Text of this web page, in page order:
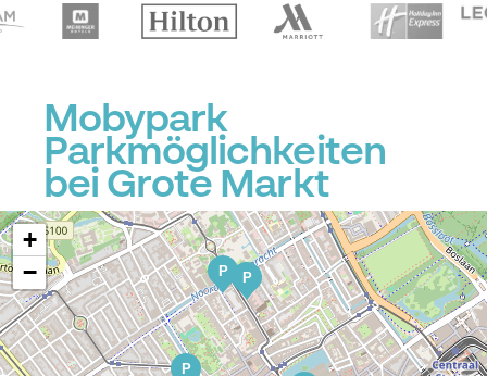
Mobypark
Parkmöglichkeiten
bei Grote Markt
P
P
P
P
P
+
−